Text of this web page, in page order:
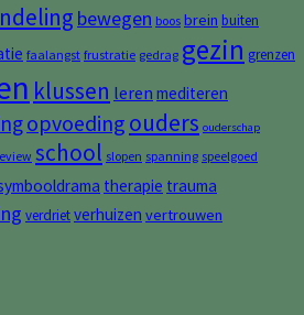
bewegen boos brein buiten
faalangst frustratie gedrag gezin grenzen
klussen leren mediteren
opvoeding ouders ouderschap
school slopen spanning speelgoed
therapie trauma
verdrietverhuizen vertrouwen